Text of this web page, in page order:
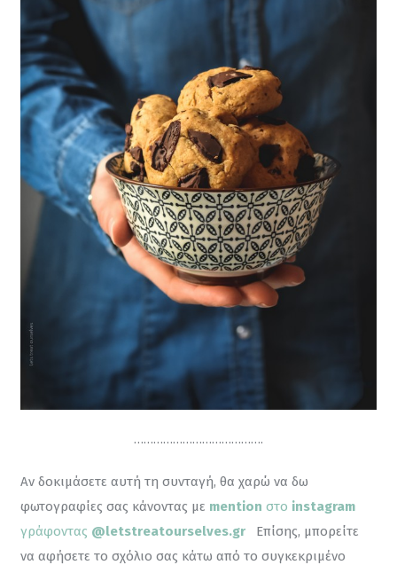
………………………………….
Αν δοκιμάσετε αυτή τη συνταγή, θα χαρώ να δω
φωτογραφίες σας κάνοντας με mention στο instagram
γράφοντας @letstreatourselves.gr
Επίσης, μπορείτε
να αφήσετε το σχόλιο σας κάτω από το συγκεκριμένο